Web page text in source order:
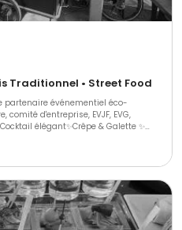
Traditionnel • Street Food
partenaire événementiel éco-
comité d'entreprise, EVJF, EVG,
élégant✨Crêpe & Galette ✨
gourmandes et un
Project Bar, nous sommes fiers